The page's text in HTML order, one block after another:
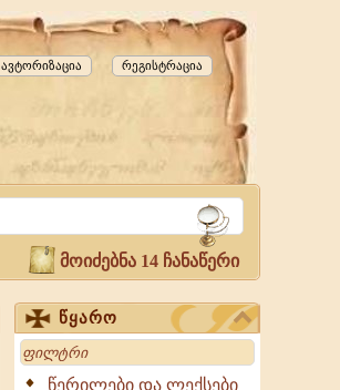
რეგისტრაცია
ავტორიზაცია
მოიძებნა 14 ჩანაწერი
წყარო
Search
წერილები და ლექსები